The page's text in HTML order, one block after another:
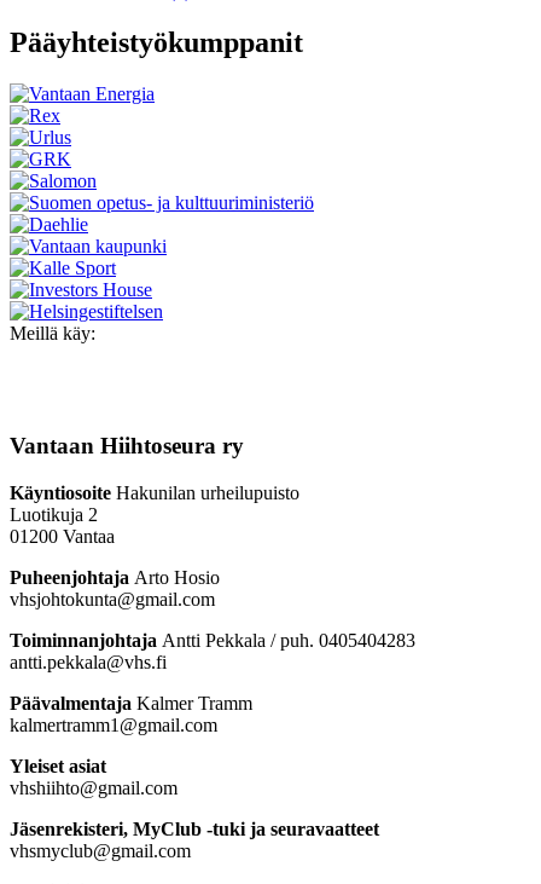
Pääyhteistyökumppanit
Meillä käy:
Vantaan Hiihtoseura ry
Käyntiosoite Hakunilan urheilupuisto
Luotikuja 2
01200 Vantaa
Puheenjohtaja Arto Hosio
vhsjohtokunta@gmail.com
Toiminnanjohtaja Antti Pekkala / puh. 0405404283
antti.pekkala@vhs.fi
Päävalmentaja Kalmer Tramm
kalmertramm1@gmail.com
Yleiset asiat
vhshiihto@gmail.com
Jäsenrekisteri, MyClub -tuki ja seuravaatteet
vhsmyclub@gmail.com